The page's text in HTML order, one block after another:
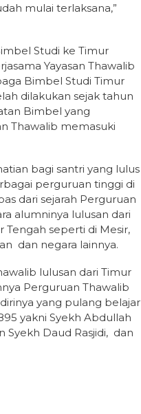
mulai terlaksana,”
Studi ke Timur
Yayasan Thawalib
Bimbel Studi Timur
dilakukan sejak tahun
Bimbel yang
Thawalib memasuki
bagi santri yang lulus
perguruan tinggi di
dari sejarah Perguruan
alumninya lulusan dari
seperti di Mesir,
dan negara lainnya.
lulusan dari Timur
Perguruan Thawalib
yang pulang belajar
yakni Syekh Abdullah
Syekh Daud Rasjidi, dan